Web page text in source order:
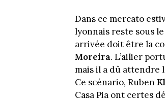
Dans ce mercato
lyonnais reste sous
arrivée doit être la
Moreira. L’ailier
mais il a dû attendre
Ce scénario, Ruben
Casa Pia ont certes